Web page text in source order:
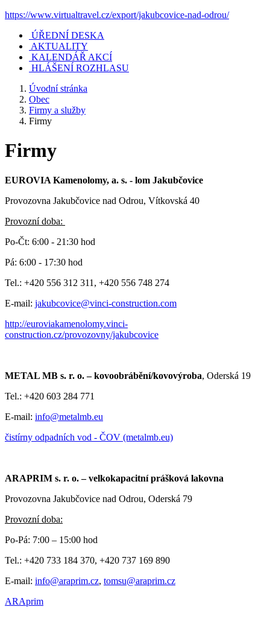
https://www.virtualtravel.cz/export/jakubcovice-nad-odrou/
ÚŘEDNÍ DESKA
AKTUALITY
KALENDÁŘ AKCÍ
HLÁŠENÍ ROZHLASU
Úvodní stránka
Obec
Firmy a služby
Firmy
Firmy
EUROVIA Kamenolomy, a. s. - lom Jakubčovice
Provozovna Jakubčovice nad Odrou, Vítkovská 40
Provozní doba:
Po-Čt: 6:00 - 21:30 hod
Pá: 6:00 - 17:30 hod
Tel.: +420 556 312 311, +420 556 748 274
E-mail: jakubcovice@vinci-construction.com
http://euroviakamenolomy.vinci-
construction.cz/provozovny/jakubcovice
METAL MB s. r. o. – kovoobrábění/kovovýroba, Oderská 19
Tel.: +420 603 284 771
E-mail: info@metalmb.eu
čistírny odpadních vod - ČOV (metalmb.eu)
ARAPRIM s. r. o. – velkokapacitní prášková lakovna
Provozovna Jakubčovice nad Odrou, Oderská 79
Provozní doba:
Po-Pá: 7:00 – 15:00 hod
Tel.: +420 733 184 370, +420 737 169 890
E-mail: info@araprim.cz, tomsu@araprim.cz
ARAprim